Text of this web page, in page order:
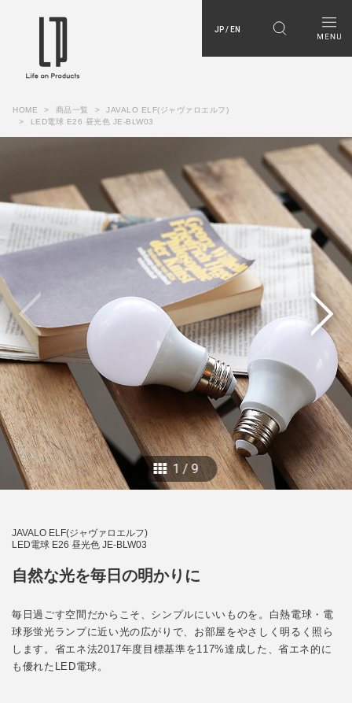
JP / EN
HOME 商品一覧
JAVALO ELF(ジャヴァロエルフ)
LED電球 E26 昼光色 JE-BLW03
JAVALO ELF(ジャヴァロエルフ)
LED電球 E26 昼光色 JE-BLW03
自然な光を毎日の明かりに
毎日過ごす空間だからこそ、シンプルにいいものを。白熱電球・電
球形蛍光ランプに近い光の広がりで、お部屋をやさしく明るく照ら
します。省エネ法2017年度目標基準を117%達成した、省エネ的に
も優れたLED電球。
1/9